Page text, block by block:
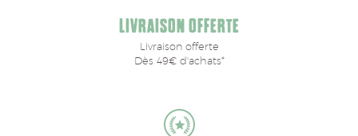
LIVRAISON OFFERTE
Livraison offerte
Dès 49€ d'achats*